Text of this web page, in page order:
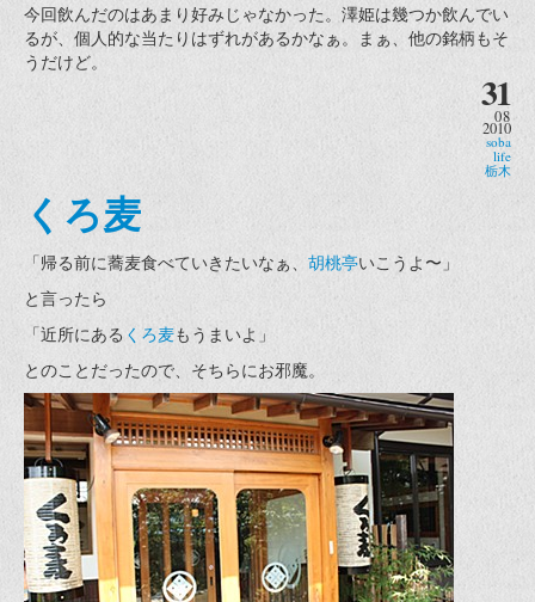
今回飲んだのはあまり好みじゃなかった。澤姫は幾つか飲んでい
るが、個人的な当たりはずれがあるかなぁ。まぁ、他の銘柄もそ
うだけど。
31
08
2010
soba
life
栃木
くろ麦
「帰る前に蕎麦食べていきたいなぁ、 胡桃亭いこうよ〜」
と言ったら
「近所にある くろ麦もうまいよ」
とのことだったので、そちらにお邪魔。